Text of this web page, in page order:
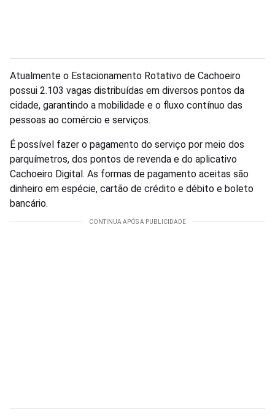
Atualmente o Estacionamento Rotativo de Cachoeiro
possui 2.103 vagas distribuídas em diversos pontos da
cidade, garantindo a mobilidade e o fluxo contínuo das
pessoas ao comércio e serviços.
É possível fazer o pagamento do serviço por meio dos
parquímetros, dos pontos de revenda e do aplicativo
Cachoeiro Digital. As formas de pagamento aceitas são
dinheiro em espécie, cartão de crédito e débito e boleto
bancário.